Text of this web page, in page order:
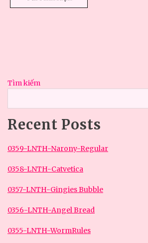
Tìm kiếm
Recent Posts
0359-LNTH-Narony-Regular
0358-LNTH-Catvetica
0357-LNTH-Gingies Bubble
0356-LNTH-Angel Bread
0355-LNTH-WormRules